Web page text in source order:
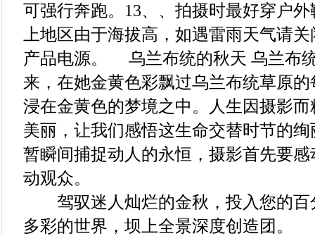
可强行奔跑。13、、拍摄时最好穿户
上地区由于海拔高，如遇雷雨天气请
产品电源。 乌兰布统的秋天 乌兰布
来，在她金黄色彩飘过乌兰布统草原
浸在金黄色的梦境之中。人生因摄影
美丽，让我们感悟这生命交替时节的
暂瞬间捕捉动人的永恒，摄影首先要
动观众。
驾驭迷人灿烂的金秋，投入您的百
多彩的世界，坝上全景深度创造团。